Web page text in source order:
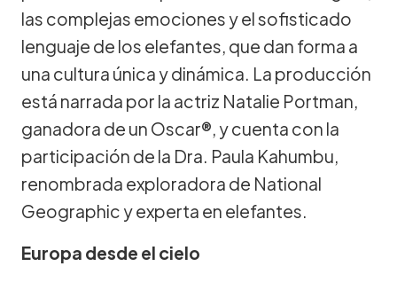
las complejas emociones y el sofisticado
lenguaje de los elefantes, que dan forma a
una cultura única y dinámica. La producción
está narrada por la actriz Natalie Portman,
ganadora de un Oscar®, y cuenta con la
participación de la Dra. Paula Kahumbu,
renombrada exploradora de National
Geographic y experta en elefantes.
Europa desde el cielo